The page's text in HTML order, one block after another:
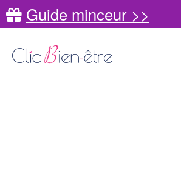
Guide minceur >>